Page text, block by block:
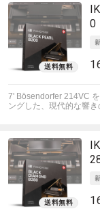
0
7' Bösendorfer 214VC
ングした、現代的な響き